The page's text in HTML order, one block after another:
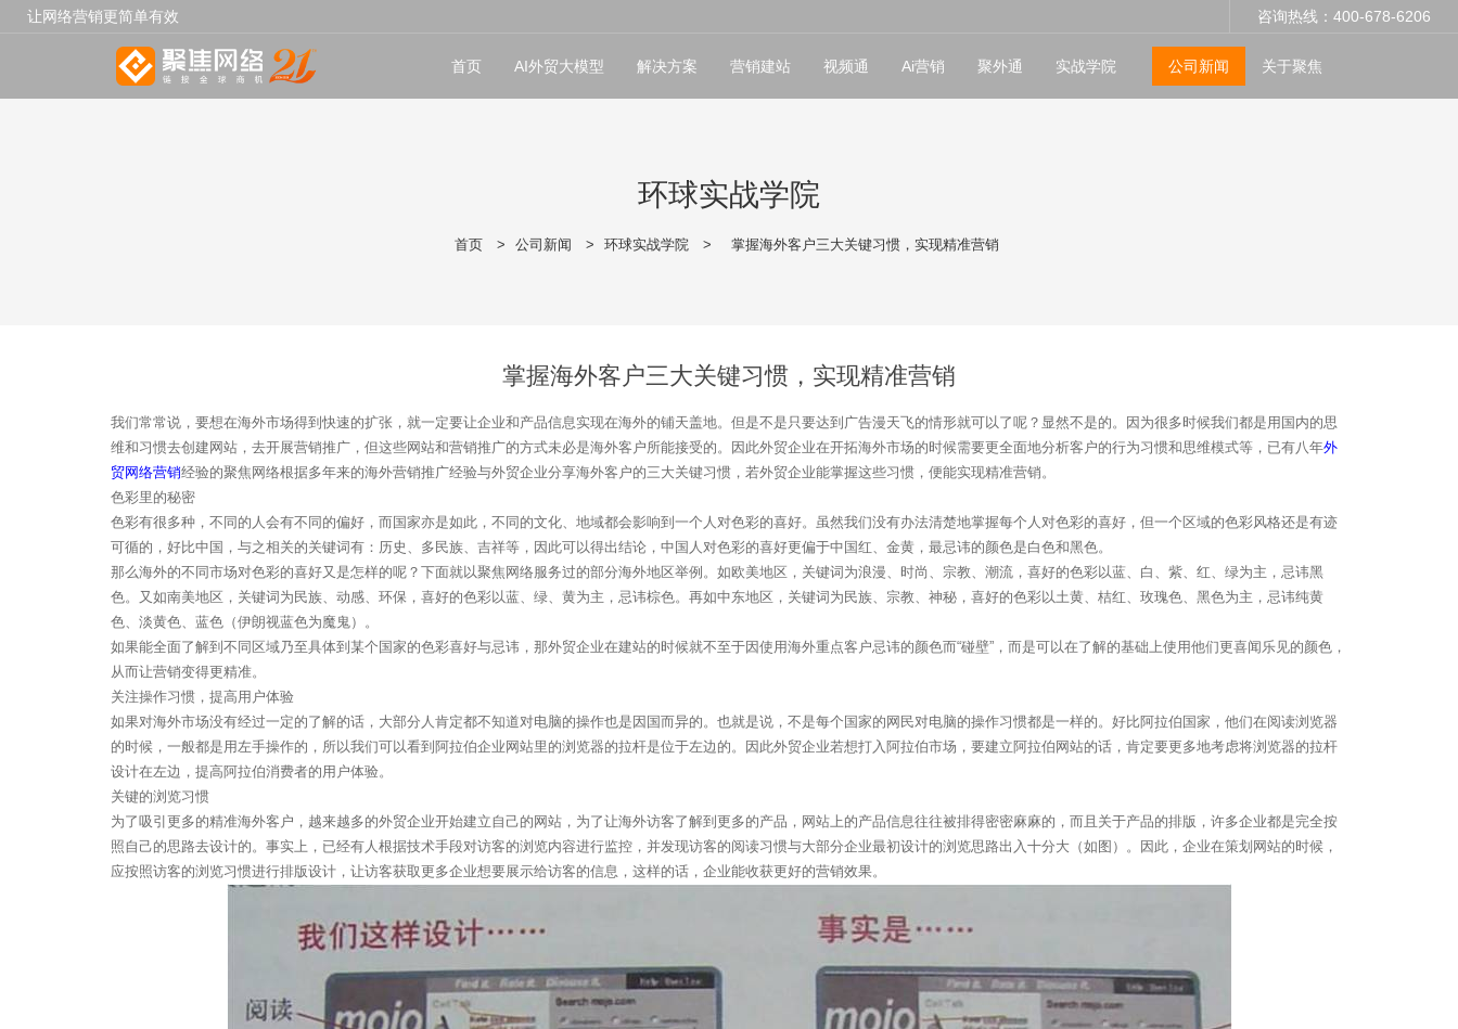
咨询热线：400-678-6206
让网络营销更简单有效
首页 AI外贸大模型 解决方案 营销建站 视频通 Ai营销 聚外通 实战学院 公司新闻 关于聚焦
环球实战学院
首页 > 公司新闻 > 环球实战学院 > 掌握海外客户三大关键习惯，实现精准营销
掌握海外客户三大关键习惯，实现精准营销
我们常常说，要想在海外市场得到快速的扩张，就一定要让企业和产品信息实现在海外的铺天盖地。但是不是只要达到广告漫天飞的情形就可以了呢？显然不是的。因为很多时候我们都是用国内的思
维和习惯去创建网站，去开展营销推广，但这些网站和营销推广的方式未必是海外客户所能接受的。因此外贸企业在开拓海外市场的时候需要更全面地分析客户的行为习惯和思维模式等，已有八年外
贸网络营销经验的聚焦网络根据多年来的海外营销推广经验与外贸企业分享海外客户的三大关键习惯，若外贸企业能掌握这些习惯，便能实现精准营销。
色彩里的秘密
色彩有很多种，不同的人会有不同的偏好，而国家亦是如此，不同的文化、地域都会影响到一个人对色彩的喜好。虽然我们没有办法清楚地掌握每个人对色彩的喜好，但一个区域的色彩风格还是有迹
可循的，好比中国，与之相关的关键词有：历史、多民族、吉祥等，因此可以得出结论，中国人对色彩的喜好更偏于中国红、金黄，最忌讳的颜色是白色和黑色。
那么海外的不同市场对色彩的喜好又是怎样的呢？下面就以聚焦网络服务过的部分海外地区举例。如欧美地区，关键词为浪漫、时尚、宗教、潮流，喜好的色彩以蓝、白、紫、红、绿为主，忌讳黑
色。又如南美地区，关键词为民族、动感、环保，喜好的色彩以蓝、绿、黄为主，忌讳棕色。再如中东地区，关键词为民族、宗教、神秘，喜好的色彩以土黄、桔红、玫瑰色、黑色为主，忌讳纯黄
色、淡黄色、蓝色（伊朗视蓝色为魔鬼）。
如果能全面了解到不同区域乃至具体到某个国家的色彩喜好与忌讳，那外贸企业在建站的时候就不至于因使用海外重点客户忌讳的颜色而“碰壁”，而是可以在了解的基础上使用他们更喜闻乐见的颜色，
从而让营销变得更精准。
关注操作习惯，提高用户体验
如果对海外市场没有经过一定的了解的话，大部分人肯定都不知道对电脑的操作也是因国而异的。也就是说，不是每个国家的网民对电脑的操作习惯都是一样的。好比阿拉伯国家，他们在阅读浏览器
的时候，一般都是用左手操作的，所以我们可以看到阿拉伯企业网站里的浏览器的拉杆是位于左边的。因此外贸企业若想打入阿拉伯市场，要建立阿拉伯网站的话，肯定要更多地考虑将浏览器的拉杆
设计在左边，提高阿拉伯消费者的用户体验。
关键的浏览习惯
为了吸引更多的精准海外客户，越来越多的外贸企业开始建立自己的网站，为了让海外访客了解到更多的产品，网站上的产品信息往往被排得密密麻麻的，而且关于产品的排版，许多企业都是完全按
照自己的思路去设计的。事实上，已经有人根据技术手段对访客的浏览内容进行监控，并发现访客的阅读习惯与大部分企业最初设计的浏览思路出入十分大（如图）。因此，企业在策划网站的时候，
应按照访客的浏览习惯进行排版设计，让访客获取更多企业想要展示给访客的信息，这样的话，企业能收获更好的营销效果。